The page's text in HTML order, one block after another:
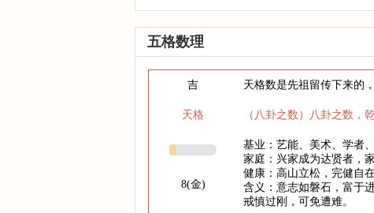
五格数理
吉
天格
8(金)
天格数是先祖留传下来的
（八卦之数）八卦之数，
基业：艺能、美术、学者
家庭：兴家成为达贤者，
健康：高山立松，完健自
含义：意志如磐石，富于
戒慎过刚，可免遭难。